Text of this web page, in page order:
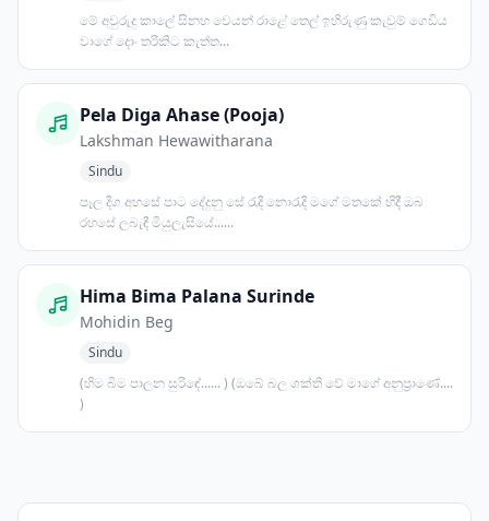
මේ අවුරුදු කාලේ සිනහ වෙයන් රාළේ තෙල් ඉහිරුණු කැවුම් ගෙඩිය
වාගේ දොං තරිකිට කැත්ත...
Pela Diga Ahase (Pooja)
Lakshman Hewawitharana
Sindu
පෑල දිග අහසේ පාට දේදුනු සේ රැදි නොරැදි මගේ මතකේ හිදී ඔබ
රහසේ ලබැඳී මියුලැසියේ......
Hima Bima Palana Surinde
Mohidin Beg
Sindu
(හිම බිම පාලන සුරිඳේ...... ) (ඔබේ බල ශක්ති වේ මාගේ අනුප්‍රාණේ....
)